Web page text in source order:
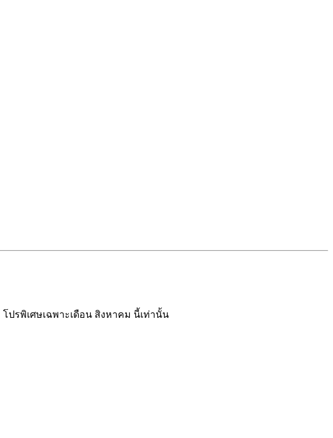
โปรพิเศษเฉพาะเดือน สิงหาคม นี้เท่านั้น